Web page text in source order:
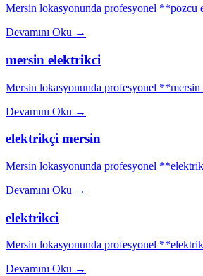
Mersin lokasyonunda profesyonel **pozcu
Devamını Oku →
mersin elektrikci
Mersin lokasyonunda profesyonel
Devamını Oku →
elektrikçi mersin
Mersin lokasyonunda profesyonel
Devamını Oku →
elektrikci
Mersin lokasyonunda profesyonel
Devamını Oku →